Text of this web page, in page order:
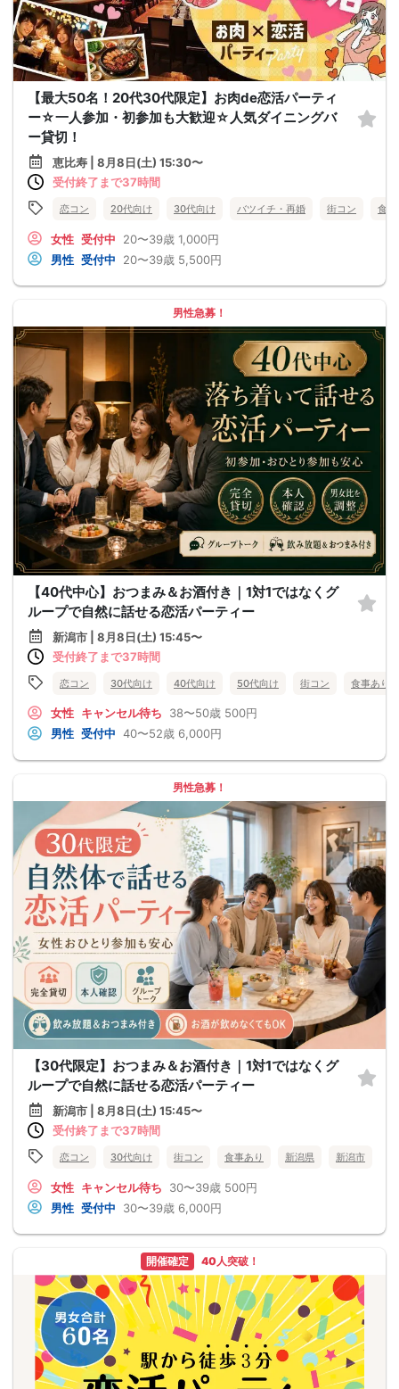
【最大50名！20代30代限定】お肉de恋活パーティ
ー☆一人参加・初参加も大歓迎☆人気ダイニングバ
ー貸切！
恵比寿 | 8月8日(土) 15:30〜
受付終了まで37時間
恋コン 20代向け 30代向け バツイチ・再婚 街コン 食
女性 受付中 20〜39歳 1,000円
男性 受付中 20〜39歳 5,500円
男性急募！
【40代中心】おつまみ＆お酒付き｜1対1ではなくグ
ループで自然に話せる恋活パーティー
新潟市 | 8月8日(土) 15:45〜
受付終了まで37時間
恋コン 30代向け 40代向け 50代向け 街コン 食事あり
女性 キャンセル待ち 38〜50歳 500円
男性 受付中 40〜52歳 6,000円
男性急募！
【30代限定】おつまみ＆お酒付き｜1対1ではなくグ
ループで自然に話せる恋活パーティー
新潟市 | 8月8日(土) 15:45〜
受付終了まで37時間
恋コン 30代向け 街コン 食事あり 新潟県 新潟市
女性 キャンセル待ち 30〜39歳 500円
男性 受付中 30〜39歳 6,000円
開催確定 40人突破！